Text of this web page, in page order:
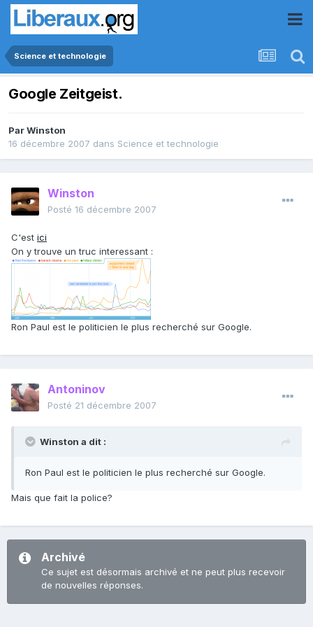
Science et technologie
Google Zeitgeist.
ParWinston
16 décembre 2007 dans Science et technologie
Winston
Posté 16 décembre 2007
C'est ici
On y trouve un truc interessant :
Ron Paul est le politicien le plus recherché sur Google.
Antoninov
Posté 21 décembre 2007
Winston a dit :
Ron Paul est le politicien le plus recherché sur Google.
Mais que fait la police?
Archivé
Ce sujet est désormais archivé et ne peut plus recevoir
de nouvelles réponses.